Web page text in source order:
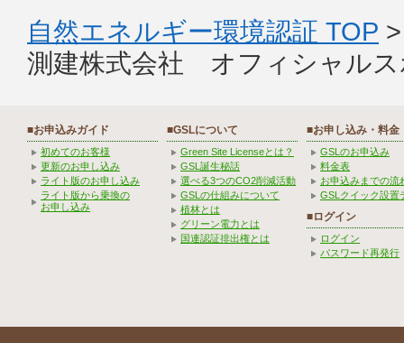
自然エネルギー環境認証 TOP
測建株式会社 オフィシャルス
■お申込みガイド
初めてのお客様
更新のお申し込み
ライト版のお申し込み
ライト版から乗換の
お申し込み
■GSLについて
Green Site Licenseとは？
GSL誕生秘話
選べる3つのCO2削減活動
GSLの仕組みについて
植林とは
グリーン電力とは
国連認証排出権とは
■お申し込み・料金
GSLのお申込み
料金表
お申込みまでの流
GSLクイック設置
■ログイン
ログイン
パスワード再発行